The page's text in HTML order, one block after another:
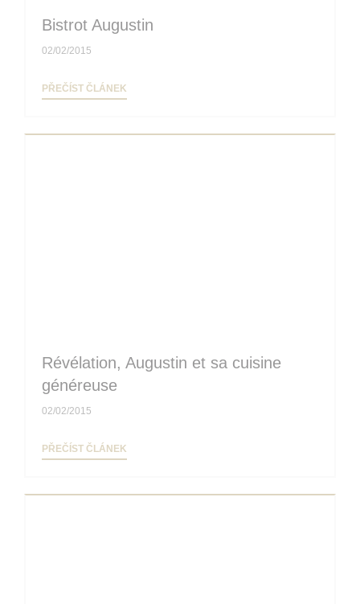
Bistrot Augustin
02/02/2015
PŘEČÍST ČLÁNEK
Révélation, Augustin et sa cuisine
généreuse
02/02/2015
PŘEČÍST ČLÁNEK